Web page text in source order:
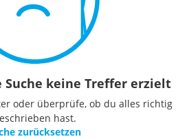
Suche keine Treffer erzielt
oder überprüfe, ob du alles richtig
hast.
zurücksetzen